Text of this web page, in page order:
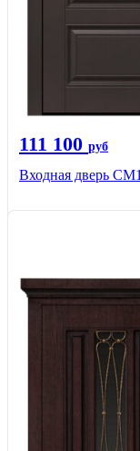
111 100 руб
Входная дверь